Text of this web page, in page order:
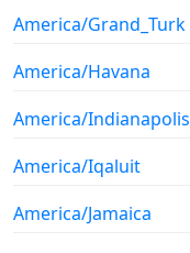
America/Grand_Turk
America/Havana
America/Indianapolis
America/Iqaluit
America/Jamaica